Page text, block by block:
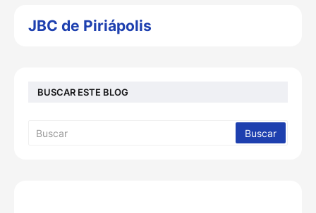
JBC de Piriápolis
BUSCAR ESTE BLOG